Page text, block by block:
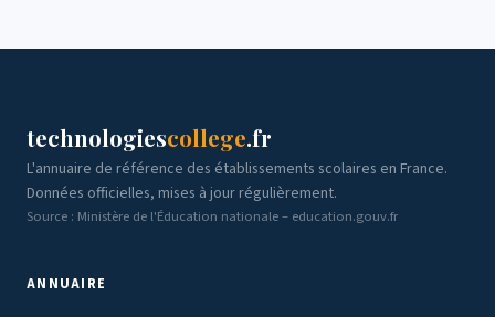
technologiescollege.fr
L'annuaire de référence des établissements scolaires en France.
Données officielles, mises à jour régulièrement.
Source : Ministère de l'Éducation nationale – education.gouv.fr
ANNUAIRE